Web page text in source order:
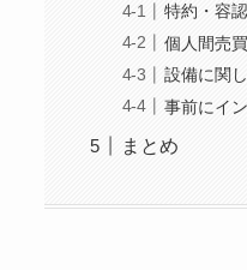
特約・容
個人間売
設備に関
事前にイ
まとめ